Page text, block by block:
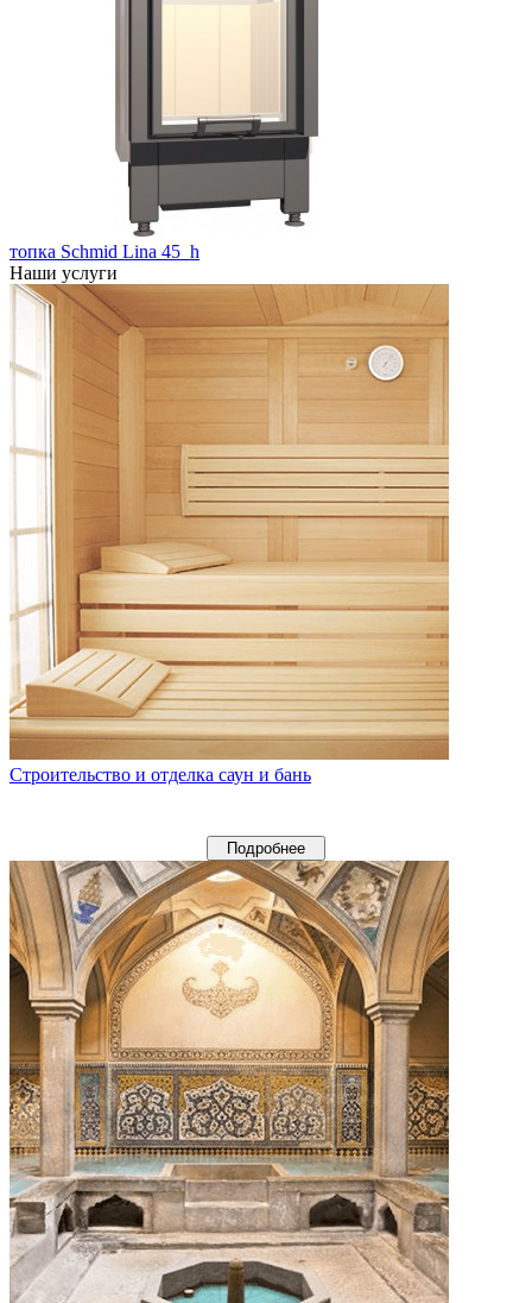
топка Schmid Lina 45_h
Наши услуги
Строительство и отделка саун и бань
Подробнее